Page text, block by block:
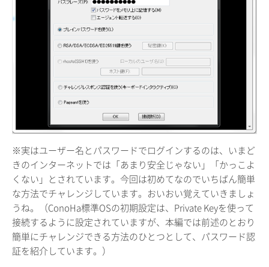
※実はユーザー名とパスワードでログインするのは、いまど
きのインターネットでは「あまり安全じゃない」「かっこよ
くない」とされています。今回は初めてなのでいちばん簡単
な方法でチャレンジしています。おいおい覚えていきましょ
うね。（ConoHa標準OSの初期設定は、Private Keyを使って
接続するように設定されていますが、本編では前述のとおり
簡単にチャレンジできる方法のひとつとして、パスワード認
証を紹介しています。）